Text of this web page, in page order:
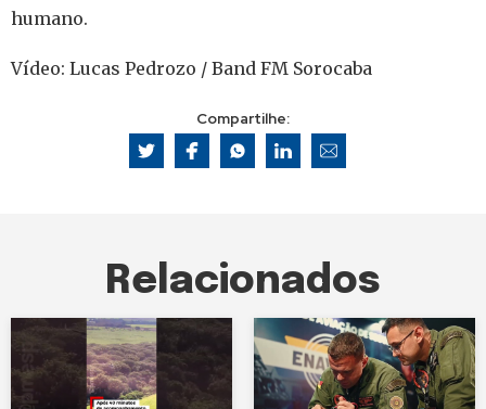
humano.
Vídeo: Lucas Pedrozo / Band FM Sorocaba
Compartilhe:
Relacionados